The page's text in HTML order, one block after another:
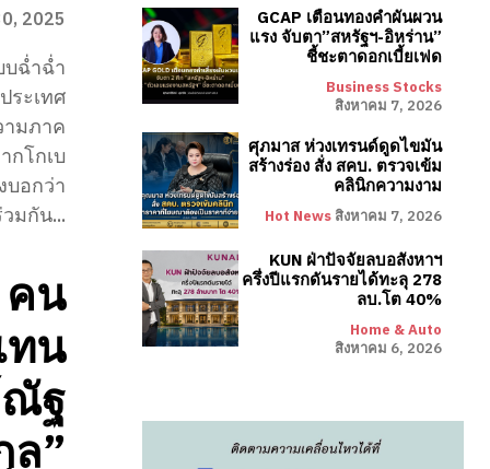
2025
ฉ่ำฉ่ำ
ะเทศ
ามภาค
กโกเบ
บอกว่า
มกัน...
คน
ทน
ฐ
ล”
GCAP เตือนทองคำผันผวน
แรง จับตา”สหรัฐฯ-อิหร่าน”
ชี้ชะตาดอกเบี้ยเฟด
Business Stocks
สิงหาคม 7, 2026
ศุภมาส ห่วงเทรนด์ดูดไขมัน
สร้างร่อง สั่ง สคบ. ตรวจเข้ม
คลินิกความงาม
Hot News สิงหาคม 7, 2026
KUN ฝ่าปัจจัยลบอสังหาฯ
ครึ่งปีแรกดันรายได้ทะลุ 278
ลบ.โต 40%
Home & Auto
สิงหาคม 6, 2026